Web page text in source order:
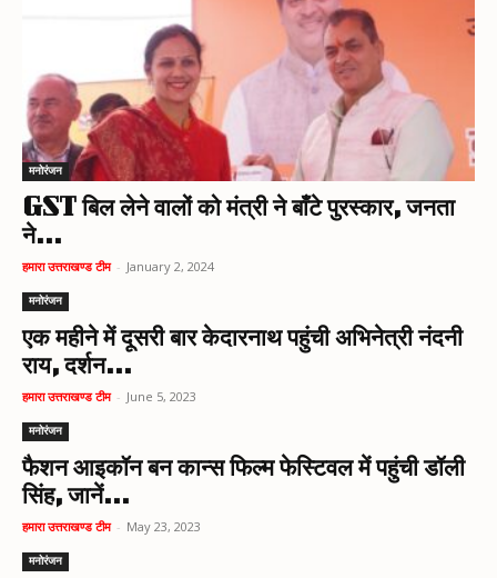
मनोरंजन
GST बिल लेने वालों को मंत्री ने बाँटे पुरस्कार, जनता
ने...
हमारा उत्तराखण्ड टीम - January 2, 2024
मनोरंजन
एक महीने में दूसरी बार केदारनाथ पहुंची अभिनेत्री नंदनी
राय, दर्शन...
हमारा उत्तराखण्ड टीम - June 5, 2023
मनोरंजन
फैशन आइकॉन बन कान्स फिल्म फेस्टिवल में पहुंची डॉली
सिंह, जानें...
हमारा उत्तराखण्ड टीम - May 23, 2023
मनोरंजन